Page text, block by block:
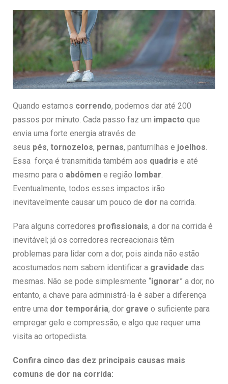
Quando estamos correndo, podemos dar até 200
passos por minuto. Cada passo faz um impacto que
envia uma forte energia através de
seus pés, tornozelos, pernas, panturrilhas e joelhos.
Essa força é transmitida também aos quadris e até
mesmo para o abdômen e região lombar.
Eventualmente, todos esses impactos irão
inevitavelmente causar um pouco de dor na corrida.
Para alguns corredores profissionais, a dor na corrida é
inevitável; já os corredores recreacionais têm
problemas para lidar com a dor, pois ainda não estão
acostumados nem sabem identificar a gravidade das
mesmas. Não se pode simplesmente “ignorar” a dor, no
entanto, a chave para administrá-la é saber a diferença
entre uma dor temporária, dor grave o suficiente para
empregar gelo e compressão, e algo que requer uma
visita ao ortopedista.
Confira cinco das dez principais causas mais
comuns de dor na corrida: